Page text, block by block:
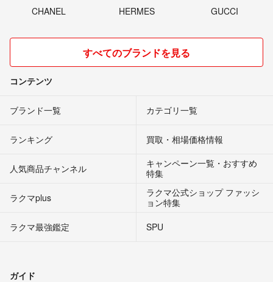
CHANEL HERMES GUCCI
すべてのブランドを見る
コンテンツ
ブランド一覧 カテゴリ一覧
ランキング 買取・相場価格情報
人気商品チャンネル
キャンペーン一覧・おすすめ
特集
ラクマplus
ラクマ公式ショップ ファッシ
ョン特集
ラクマ最強鑑定
SPU
ガイド